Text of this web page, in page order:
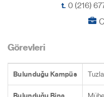
t. 0 (216)
Görevleri
Bulunduğu Kampüs